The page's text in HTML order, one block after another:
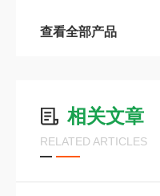
查看全部产品
相关文章
RELATED ARTICLES